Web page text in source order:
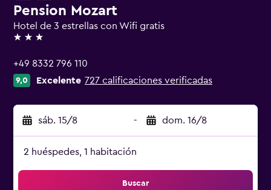
Pension Mozart
Hotel de 3 estrellas con Wifi gratis
3 estrellas
+49 8332 796 110
9,0 Excelente 727 calificaciones verificadas
sáb. 15/8 - dom. 16/8
2 huéspedes, 1 habitación
Buscar